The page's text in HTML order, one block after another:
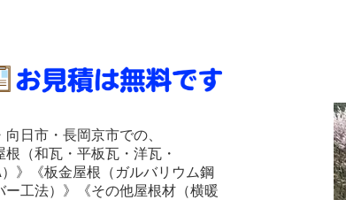
向日市・長岡京市での、
（和瓦・平板瓦・洋瓦・
》《板金屋根（ガルバリウム鋼
ー工法）》《その他屋根材（横暖